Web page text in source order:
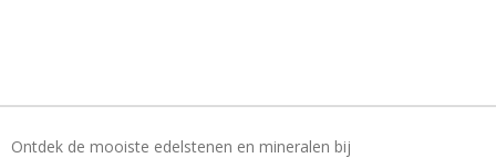
Ontdek de mooiste edelstenen en mineralen bij